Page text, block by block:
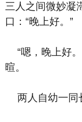
三人之间微妙凝
口：“晚上好。”
“嗯，晚上好。
暄。
两人自幼一同